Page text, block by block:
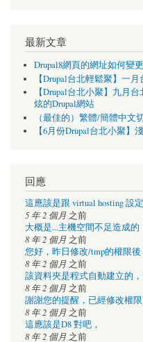
最新文章
Drupal8網頁的網址如何變
【Drupal台北輕鬆聚】一
【Drupal台北小聚】九月
炫的Drupal網站
（最佳的）繁體/簡體中文
【6月份Drupal台北小聚】
回應
這應該是跟 virtual hosting 設
5 年 2 個月 之前
大概是...主機空間不足造成的
8 年 2 個月 之前
您好，昨日修改/tmp的權限
8 年 2 個月 之前
該資料夾是程式自動建立的
8 年 2 個月 之前
謝謝您的提醒，已經修改權
8 年 2 個月 之前
這應該是D8 對吧，
8 年 2 個月 之前